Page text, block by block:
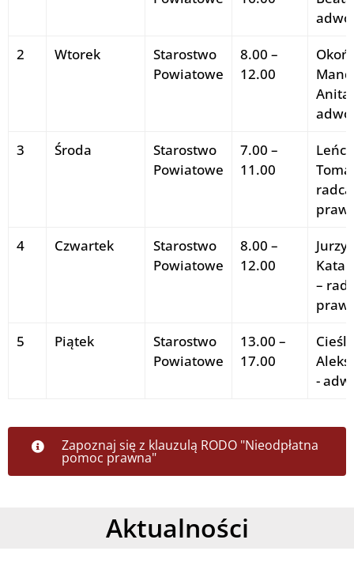
2
Wtorek
Starostwo
Powiatowe
8.00 –
12.00
Anita
3
Środa
Starostwo
Powiatowe
7.00 –
11.00
radca
4
Czwartek
Starostwo
Powiatowe
8.00 –
12.00
–
5
Piątek
Starostwo
Powiatowe
13.00 –
17.00
-
Zapoznaj się z klauzulą RODO "Nieodpłatna
pomoc prawna"
Aktualności